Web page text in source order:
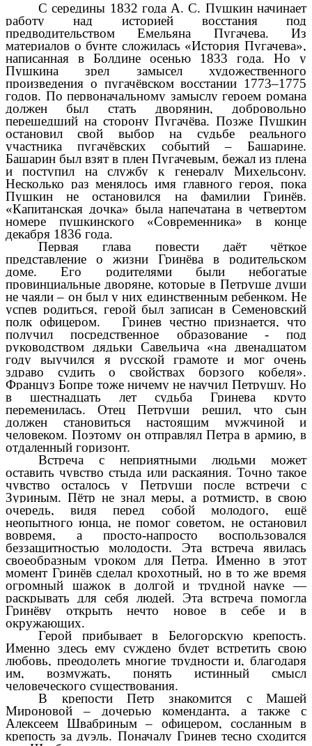
С середины 1832 года А. С. Пушкин начинает
работу над историей восстания под
предводительством Емельяна Пугачева. Из
материалов о бунте сложилась «История Пугачева»,
написанная в Болдине осенью 1833 года. Но у
Пушкина зрел замысел художественного
произведения о пугачёвском восстании 1773–1775
годов. По первоначальному замыслу героем романа
должен был стать дворянин, добровольно
перешедший на сторону Пугачёва. Позже Пушкин
остановил свой выбор на судьбе реального
участника пугачёвских событий – Башарине.
Башарин был взят в плен Пугачевым, бежал из плена
и поступил на службу к генералу Михельсону.
Несколько раз менялось имя главного героя, пока
Пушкин не остановился на фамилии Гринёв.
«Капитанская дочка» была напечатана в четвертом
номере пушкинского «Современника» в конце
декабря 1836 года.
Первая глава повести даёт чёткое
представление о жизни Гринёва в родительском
доме. Его родителями были небогатые
провинциальные дворяне, которые в Петруше души
не чаяли – он был у них единственным ребенком. Не
успев родиться, герой был записан в Семеновский
полк офицером. Гринев честно признается, что
получил посредственное образование - под
руководством дядьки Савельича «на двенадцатом
году выучился я русской грамоте и мог очень
здраво судить о свойствах борзого кобеля».
Француз Бопре тоже ничему не научил Петрушу. Но
в шестнадцать лет судьба Гринева круто
переменилась. Отец Петруши решил, что сын
должен становиться настоящим мужчиной и
человеком. Поэтому он отправлял Петра в армию, в
отдаленный горизонт.
Встреча с неприятными людьми может
оставить чувство стыда или раскаяния. Точно такое
чувство осталось у Петруши после встречи с
Зуриным. Пётр не знал меры, а ротмистр, в свою
очередь, видя перед собой молодого, ещё
неопытного юнца, не помог советом, не остановил
вовремя, а просто-напросто воспользовался
беззащитностью молодости. Эта встреча явилась
своеобразным уроком для Петра. Именно в этот
момент Гринёв сделал крохотный, но в то же время
огромный шажок в долгой и трудной науке —
раскрывать для себя людей. Эта встреча помогла
Гринёву открыть нечто новое в себе и в
окружающих.
Герой прибывает в Белогорскую крепость.
Именно здесь ему суждено будет встретить свою
любовь, преодолеть многие трудности и, благодаря
им, возмужать, понять истинный смысл
человеческого существования.
В крепости Петр знакомится с Машей
Мироновой – дочерью коменданта, а также с
Алексеем Швабриным – офицером, сосланным в
крепость за дуэль. Поначалу Гринев тесно сходится